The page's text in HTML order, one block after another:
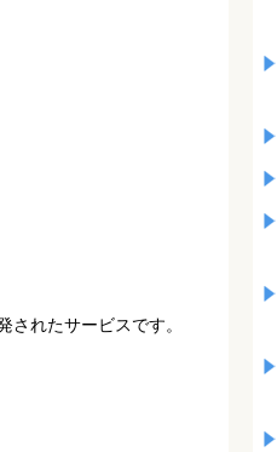
れたサービスです。